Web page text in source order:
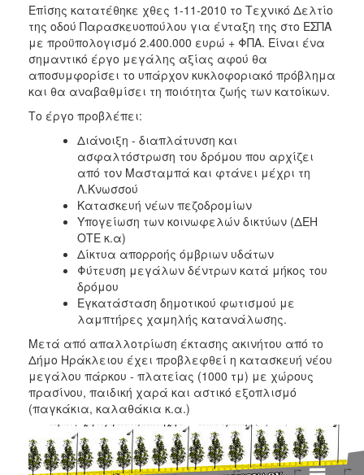
Επίσης κατατέθηκε χθες 1-11-2010 το Τεχνικό Δελτίο
της οδού Παρασκευοπούλου για ένταξη της στο ΕΣΠΑ
με προϋπολογισμό 2.400.000 ευρώ + ΦΠΑ. Είναι ένα
σημαντικό έργο μεγάλης αξίας αφού θα
αποσυμφορίσει το υπάρχον κυκλοφοριακό πρόβλημα
και θα αναβαθμίσει τη ποιότητα ζωής των κατοίκων.
Το έργο προβλέπει:
Διάνοιξη - διαπλάτυνση και
ασφαλτόστρωση του δρόμου που αρχίζει
από τον Μασταμπά και φτάνει μέχρι τη
Λ.Κνωσσού
Κατασκευή νέων πεζοδρομίων
Υπογείωση των κοινωφελών δικτύων (ΔΕΗ
ΟΤΕ κ.α)
Δίκτυα απορροής όμβριων υδάτων
Φύτευση μεγάλων δέντρων κατά μήκος του
δρόμου
Εγκατάσταση δημοτικού φωτισμού με
λαμπτήρες χαμηλής κατανάλωσης.
Μετά από απαλλοτρίωση έκτασης ακινήτου από το
Δήμο Ηράκλειου έχει προβλεφθεί η κατασκευή νέου
μεγάλου πάρκου - πλατείας (1000 τμ) με χώρους
πρασίνου, παιδική χαρά και αστικό εξοπλισμό
(παγκάκια, καλαθάκια κ.α.)